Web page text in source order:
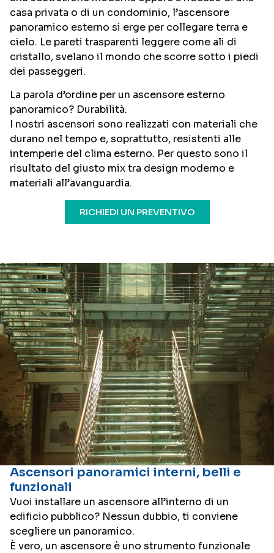
casa privata o di un condominio, l’ascensore
panoramico esterno si erge per collegare terra e
cielo. Le pareti trasparenti leggere come ali di
cristallo, svelano il mondo che scorre sotto i piedi
dei passeggeri.
La parola d’ordine per un ascensore esterno
panoramico? Durabilità.
I nostri ascensori sono realizzati con materiali che
durano nel tempo e, soprattutto, resistenti alle
intemperie del clima esterno. Per questo sono il
risultato del giusto mix tra design moderno e
materiali all’avanguardia.
RICHIEDI UN PREVENTIVO
Ascensori panoramici interni, belli e
funzionali
Vuoi installare un ascensore all’interno di un
edificio pubblico? Nessun dubbio, ti conviene
scegliere un panoramico.
È vero, un ascensore è uno strumento funzionale